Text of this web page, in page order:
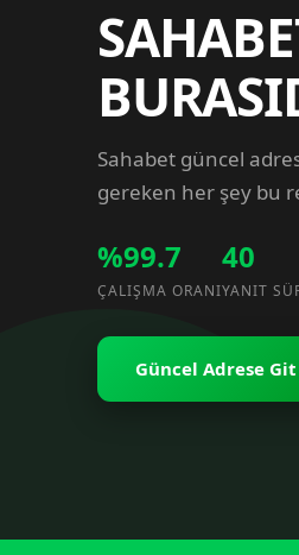
Sahabet güncel
gereken her şey bu
%99.7
ÇALIŞMA ORANI
40
YANIT
Güncel Adrese Git